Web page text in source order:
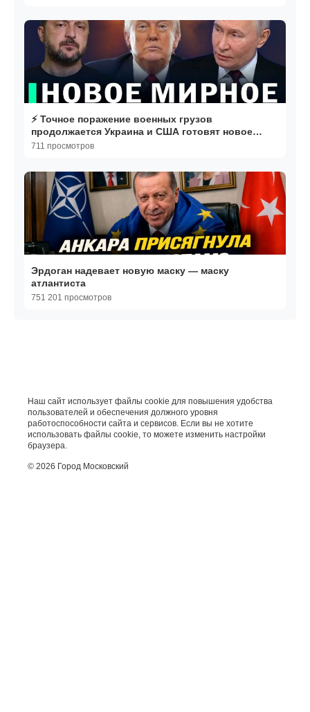
⚡️ Точное поражение военных грузов
продолжается Украина и США готовят новое
предложение
711 просмотров
Эрдоган надевает новую маску — маску
атлантиста
751 201 просмотров
Наш сайт использует файлы cookie для повышения удобства
пользователей и обеспечения должного уровня
работоспособности сайта и сервисов. Если вы не хотите
использовать файлы cookie, то можете изменить настройки
браузера.
© 2026 Город Московский